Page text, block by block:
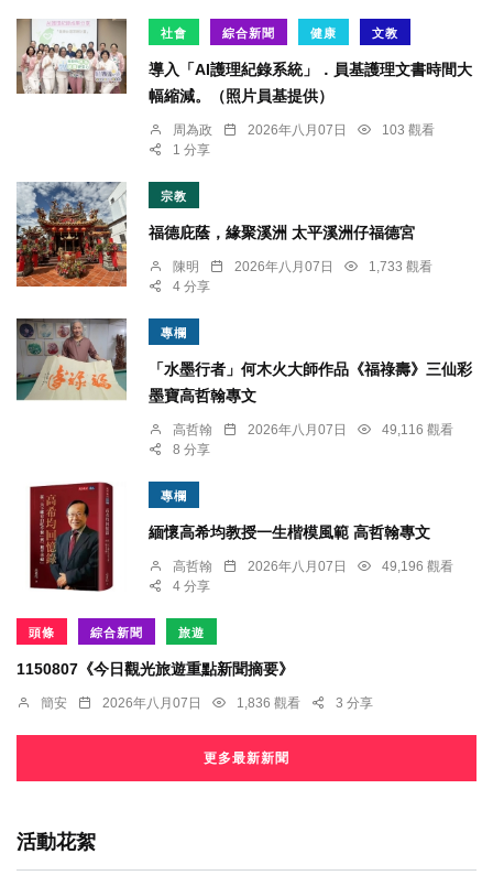
社會 綜合新聞 健康 文教
導入「AI護理紀錄系統」．員基護理文書時間大
幅縮減。（照片員基提供）
周為政 2026年八月07日
103 觀看
1 分享
宗教
福德庇蔭，緣聚溪洲 太平溪洲仔福德宮
陳明 2026年八月07日
1,733 觀看
4 分享
專欄
「水墨行者」何木火大師作品《福祿壽》三仙彩
墨寶高哲翰專文
高哲翰 2026年八月07日
49,116 觀看
8 分享
專欄
緬懷高希均教授一生楷模風範 高哲翰專文
高哲翰 2026年八月07日
49,196 觀看
4 分享
頭條 綜合新聞 旅遊
1150807《今日觀光旅遊重點新聞摘要》
簡安 2026年八月07日 1,836 觀看 3 分享
更多最新新聞
活動花絮